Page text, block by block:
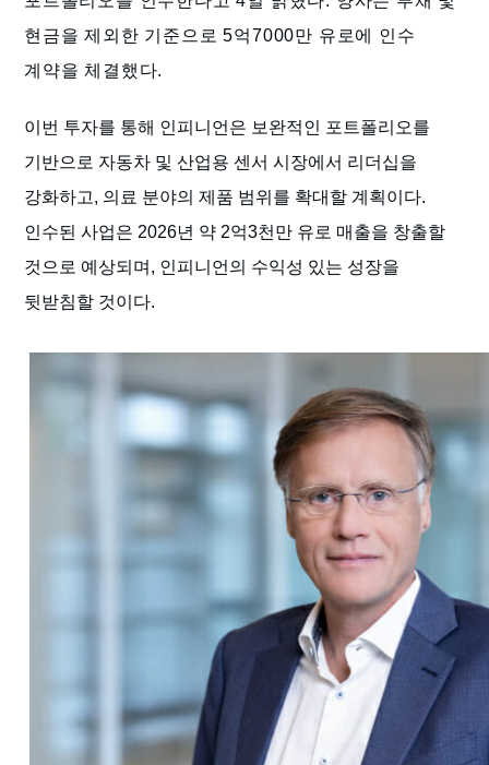
현금을 제외한 기준으로 5억7000만 유로에 인수
계약을 체결했다.
이번 투자를 통해 인피니언은 보완적인 포트폴리오를
기반으로 자동차 및 산업용 센서 시장에서 리더십을
강화하고, 의료 분야의 제품 범위를 확대할 계획이다.
인수된 사업은 2026년 약 2억3천만 유로 매출을 창출할
것으로 예상되며, 인피니언의 수익성 있는 성장을
뒷받침할 것이다.